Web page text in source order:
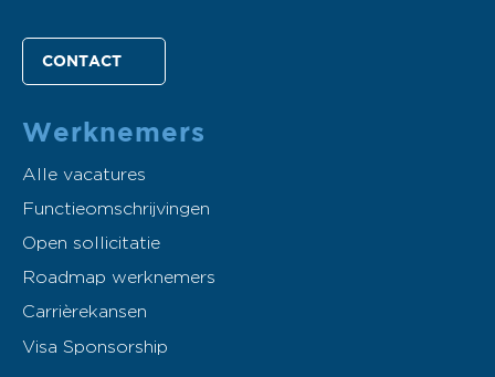
CONTACT
Werknemers
Alle vacatures
Functieomschrijvingen
Open sollicitatie
Roadmap werknemers
Carrièrekansen
Visa Sponsorship